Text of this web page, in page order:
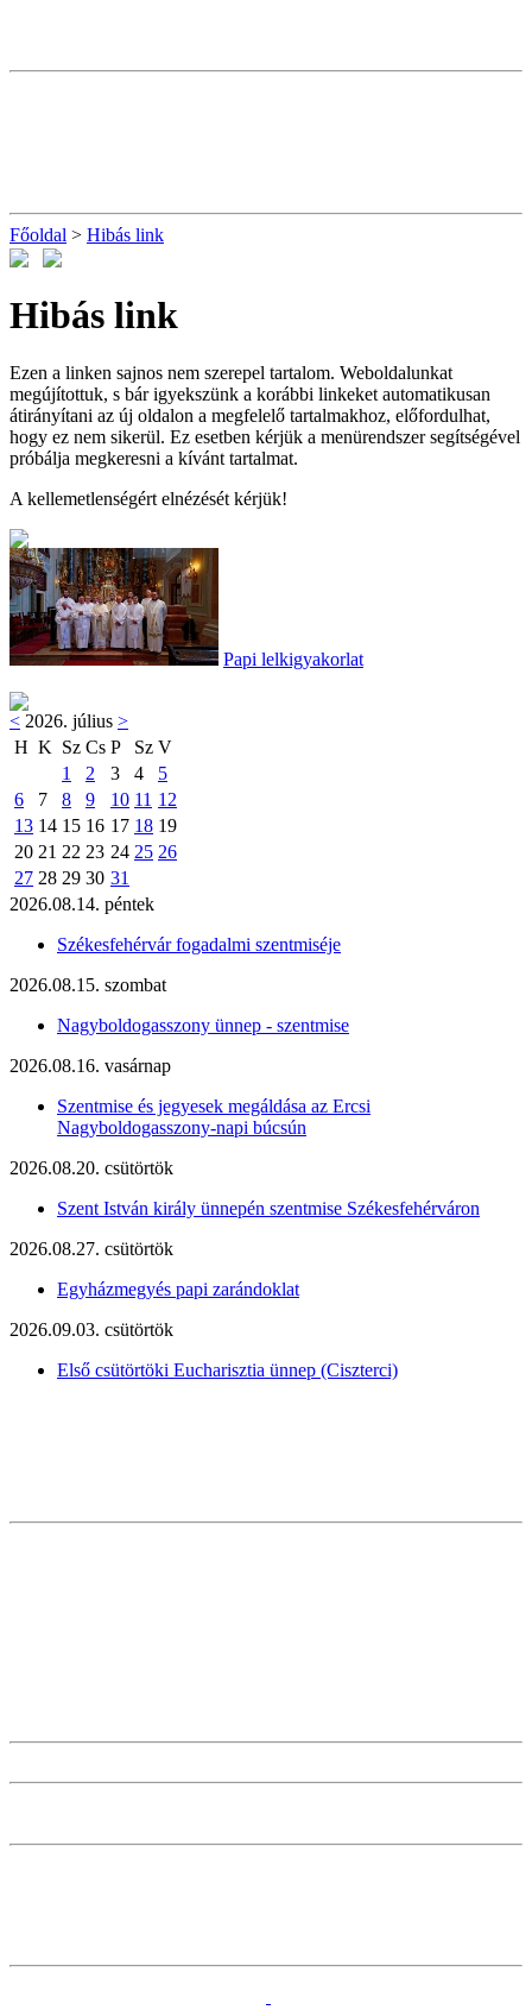
Főoldal > Hibás link
Hibás link
Ezen a linken sajnos nem szerepel tartalom. Weboldalunkat
megújítottuk, s bár igyekszünk a korábbi linkeket automatikusan
átirányítani az új oldalon a megfelelő tartalmakhoz, előfordulhat,
hogy ez nem sikerül. Ez esetben kérjük a menürendszer segítségével
próbálja megkeresni a kívánt tartalmat.
A kellemetlenségért elnézését kérjük!
Papi lelkigyakorlat
< 2026. július >
H K Sz Cs P Sz V
1
2 3 4
5
6
7 8 9 10 11 12
13 14 15 16 17 18 19
20 21 22 23 24 25 26
27 28 29 30 31
2026.08.14. péntek
Székesfehérvár fogadalmi szentmiséje
2026.08.15. szombat
Nagyboldogasszony ünnep - szentmise
2026.08.16. vasárnap
Szentmise és jegyesek megáldása az Ercsi
Nagyboldogasszony-napi búcsún
2026.08.20. csütörtök
Szent István király ünnepén szentmise Székesfehérváron
2026.08.27. csütörtök
Egyházmegyés papi zarándoklat
2026.09.03. csütörtök
Első csütörtöki Eucharisztia ünnep (Ciszterci)